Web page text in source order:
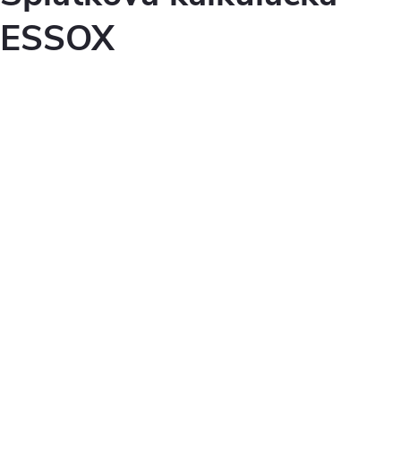
ESSOX